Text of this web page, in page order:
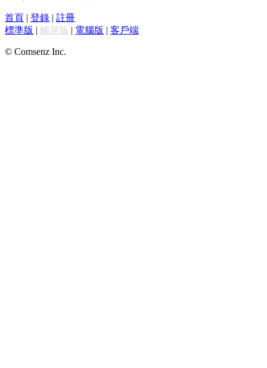
首頁 | 登錄 | 註冊
標準版 | 觸屏版 | 電腦版 | 客戶端
© Comsenz Inc.